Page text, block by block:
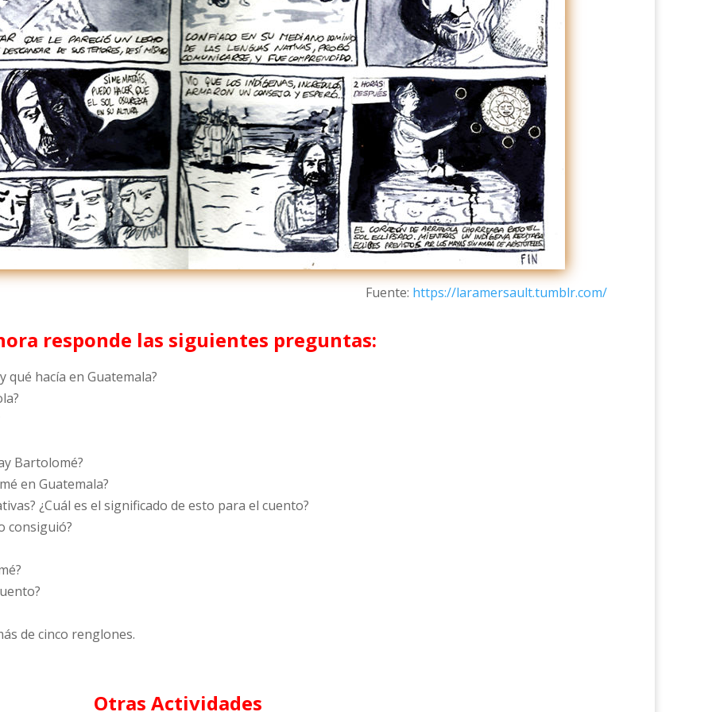
Fuente: https://laramersault.tumblr.com/
responde las siguientes preguntas:
qué hacía en Guatemala?
Bartolomé?
en Guatemala?
¿Cuál es el significado de esto para el cuento?
consiguió?
de cinco renglones.
Otras Actividades